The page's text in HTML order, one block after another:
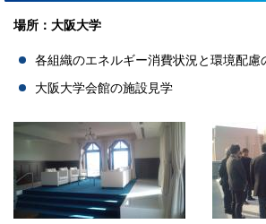
場所：大阪大学
各組織のエネルギー消費状況と環境配慮
大阪大学会館の施設見学